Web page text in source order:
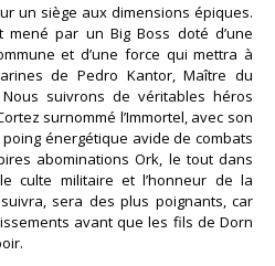
un siège aux dimensions épiques.
par un Big Boss doté d’une
et d’une force qui mettra à
de Pedro Kantor, Maître du
suivrons de véritables héros
surnommé l’Immortel, avec son
énergétique avide de combats
abominations Ork, le tout dans
culte militaire et l’honneur de la
sera des plus poignants, car
avant que les fils de Dorn